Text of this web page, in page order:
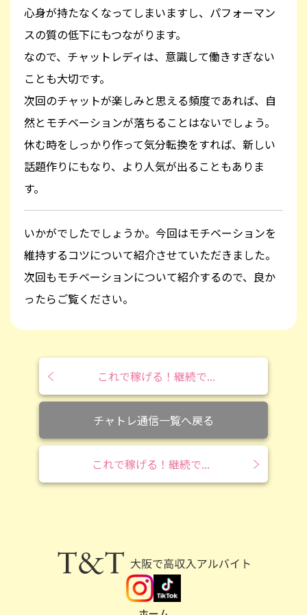
心身が持たなくなってしまいますし、パフォーマン
スの質の低下にもつながります。
なので、チャットレディは、意識して働きすぎない
ことも大切です。
次回のチャットが楽しみと思える頻度であれば、自
然とモチベーションが落ちることはないでしょう。
休む時をしっかり作って気分転換をすれば、新しい
話題作りにもなり、より人気が出ることもありま
す。
いかがでしたでしょうか。今回はモチベーションを
維持するコツについて紹介させていただきました。
次回もモチベーションについて紹介するので、良か
ったらご覧ください。
これで稼げる！継続で...
チャトレ通信一覧へ戻る
これで稼げる！継続で...
安全性NO.1の大阪チャットレディなら